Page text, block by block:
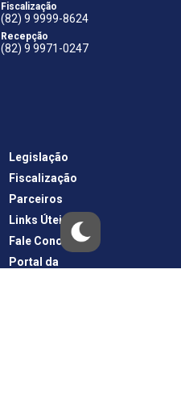
Fiscalização
(82) 9 9999-8624
Recepção
(82) 9 9971-0247
Legislação
Fiscalização
Parceiros
Links Úteis
Fale Conosco
Portal da